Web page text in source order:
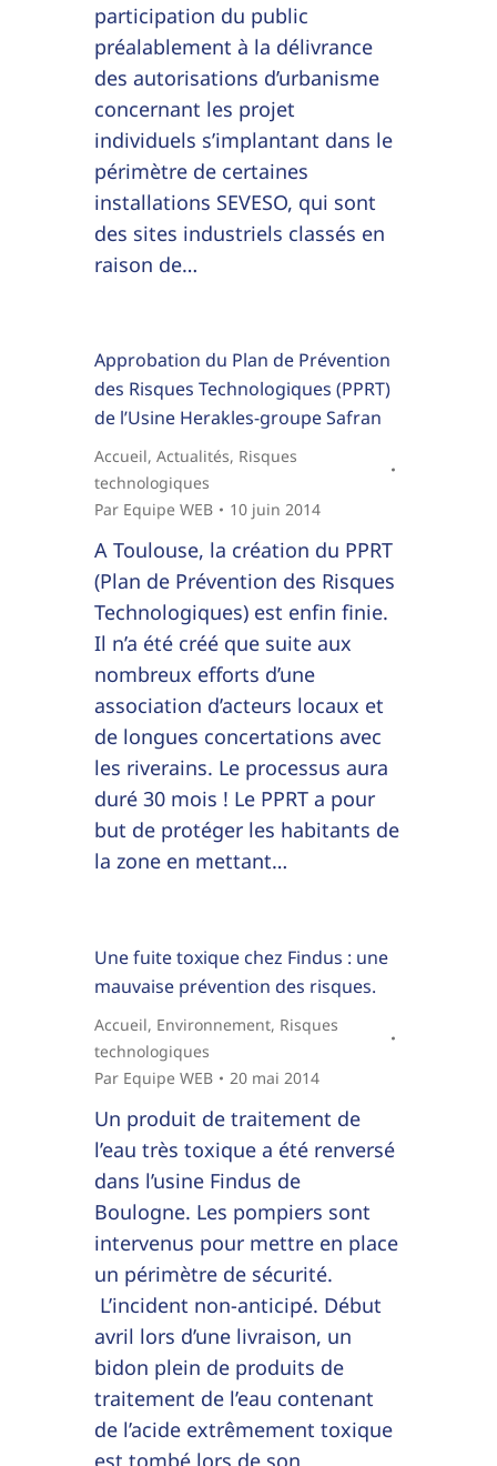
participation du public
préalablement à la délivrance
des autorisations d’urbanisme
concernant les projet
individuels s’implantant dans le
périmètre de certaines
installations SEVESO, qui sont
des sites industriels classés en
raison de…
Approbation du Plan de Prévention
des Risques Technologiques (PPRT)
de l’Usine Herakles-groupe Safran
Accueil, Actualités, Risques
technologiques
Par Equipe WEB 10 juin 2014
A Toulouse, la création du PPRT
(Plan de Prévention des Risques
Technologiques) est enfin finie.
Il n’a été créé que suite aux
nombreux efforts d’une
association d’acteurs locaux et
de longues concertations avec
les riverains. Le processus aura
duré 30 mois ! Le PPRT a pour
but de protéger les habitants de
la zone en mettant…
Une fuite toxique chez Findus : une
mauvaise prévention des risques.
Accueil, Environnement, Risques
technologiques
Par Equipe WEB 20 mai 2014
Un produit de traitement de
l’eau très toxique a été renversé
dans l’usine Findus de
Boulogne. Les pompiers sont
intervenus pour mettre en place
un périmètre de sécurité.
L’incident non-anticipé. Début
avril lors d’une livraison, un
bidon plein de produits de
traitement de l’eau contenant
de l’acide extrêmement toxique
est tombé lors de son